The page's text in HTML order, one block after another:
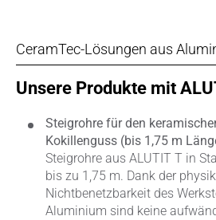
CeramTec-Lösungen aus
Unsere Produkte mit
Steigrohre für den
Kokillenguss (bis 1,75 m
Steigrohre aus ALUTIT T in
bis zu 1,75 m. Dank der
Nichtbenetzbarkeit des
Aluminium sind keine